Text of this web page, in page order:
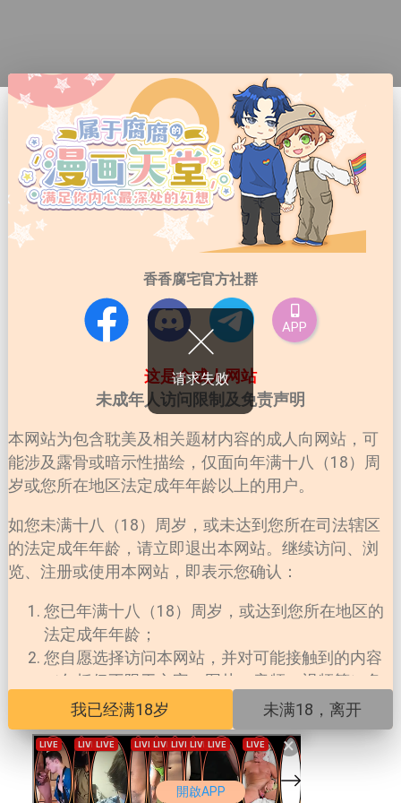
開啟APP
香香腐宅官方社群
APP
这是个成人网站
未成年人访问限制及免责声明
本网站为包含耽美及相关题材内容的成人向网站，可
能涉及露骨或暗示性描绘，仅面向年满十八（18）周
岁或您所在地区法定成年年龄以上的用户。
如您未满十八（18）周岁，或未达到您所在司法辖区
的法定成年年龄，请立即退出本网站。继续访问、浏
览、注册或使用本网站，即表示您确认：
您已年满十八（18）周岁，或达到您所在地区的
法定成年年龄；
您自愿选择访问本网站，并对可能接触到的内容
（包括但不限于文字、图片、音频、视频等）负
责；
您所在地区法律允许您访问此类内容；
本网站对未成年人擅自访问所产生的一切法律后
果不承担任何责任。
我已经满18岁 未满18，离开
×
请求失败